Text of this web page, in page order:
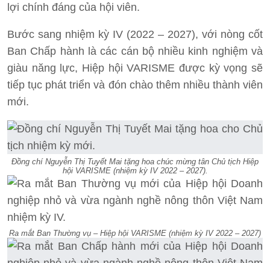
lợi chính đáng của hội viên.
Bước sang nhiệm kỳ IV (2022 – 2027), với nòng cốt
Ban Chấp hành là các cán bộ nhiều kinh nghiệm và
giàu năng lực, Hiệp hội VARISME được kỳ vọng sẽ
tiếp tục phát triển và đón chào thêm nhiều thành viên
mới.
Đồng chí Nguyễn Thị Tuyết Mai tặng hoa chúc mừng tân Chủ tịch Hiệp
hội VARISME (nhiệm kỳ IV 2022 – 2027).
Ra mắt Ban Thường vụ – Hiệp hội VARISME (nhiệm kỳ IV 2022 – 2027)